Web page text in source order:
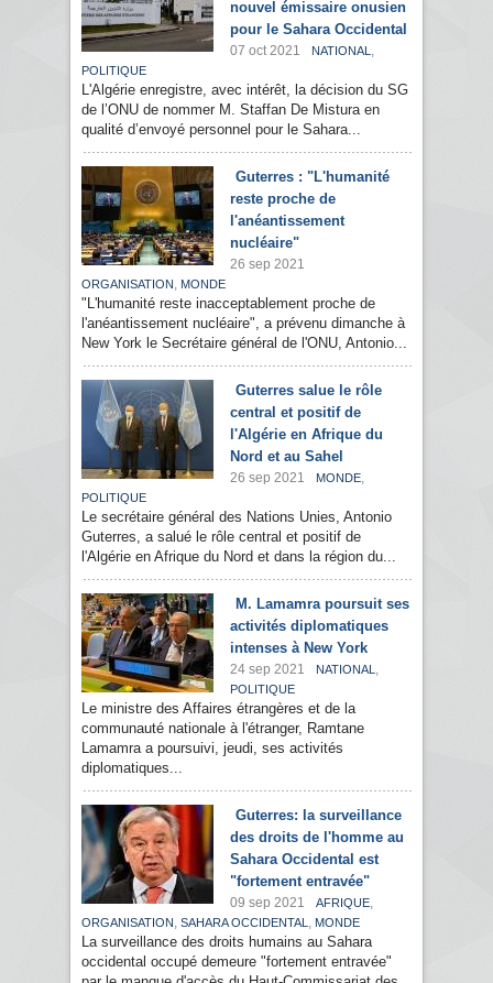
nouvel émissaire onusien
pour le Sahara Occidental
07 oct 2021 NATIONAL ,
POLITIQUE
L'Algérie enregistre, avec intérêt, la décision du SG
de l’ONU de nommer M. Staffan De Mistura en
qualité d’envoyé personnel pour le Sahara...
Guterres : "L'humanité
reste proche de
l'anéantissement
nucléaire"
26 sep 2021
ORGANISATION , MONDE
"L'humanité reste inacceptablement proche de
l'anéantissement nucléaire", a prévenu dimanche à
New York le Secrétaire général de l'ONU, Antonio...
Guterres salue le rôle
central et positif de
l'Algérie en Afrique du
Nord et au Sahel
26 sep 2021 MONDE,
POLITIQUE
Le secrétaire général des Nations Unies, Antonio
Guterres, a salué le rôle central et positif de
l'Algérie en Afrique du Nord et dans la région du...
M. Lamamra poursuit ses
activités diplomatiques
intenses à New York
24 sep 2021 NATIONAL ,
POLITIQUE
Le ministre des Affaires étrangères et de la
communauté nationale à l'étranger, Ramtane
Lamamra a poursuivi, jeudi, ses activités
diplomatiques...
Guterres: la surveillance
des droits de l'homme au
Sahara Occidental est
"fortement entravée"
09 sep 2021 AFRIQUE,
ORGANISATION , SAHARA OCCIDENTAL , MONDE
La surveillance des droits humains au Sahara
occidental occupé demeure "fortement entravée"